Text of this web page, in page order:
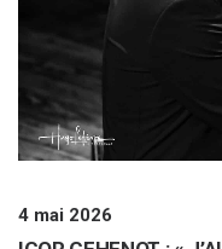
4 mai 2026